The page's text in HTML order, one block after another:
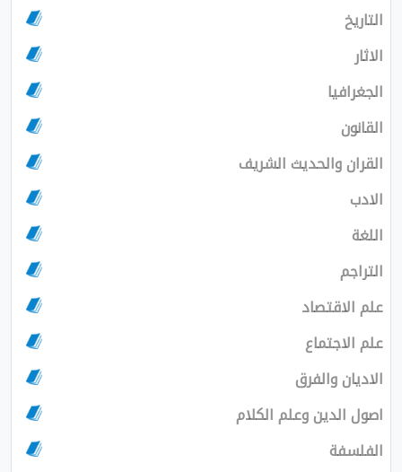
التاريخ
الاثار
الجغرافيا
القانون
القران والحديث الشريف
الادب
اللغة
التراجم
علم الاقتصاد
علم الاجتماع
الاديان والفرق
اصول الدين وعلم الكلام
الفلسفة